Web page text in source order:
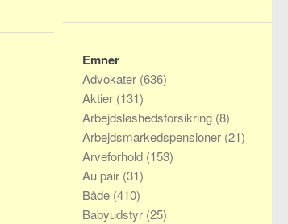
Emner
Advokater (636)
Aktier (131)
Arbejdsløshedsforsikring (8)
Arbejdsmarkedspensioner (21)
Arveforhold (153)
Au pair (31)
Både (410)
Babyudstyr (25)